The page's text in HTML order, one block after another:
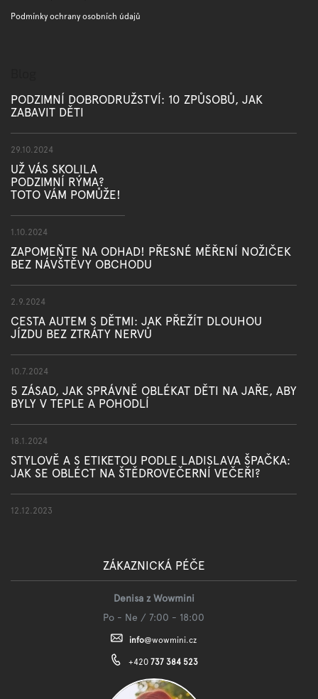
Podmínky ochrany osobních údajů
PODZIMNÍ DOBRODRUŽSTVÍ: 10 ZPŮSOBŮ, JAK
ZABAVIT DĚTI
29.10.2024
UŽ VÁS SKOLILA
PODZIMNÍ RÝMA?
TOTO VÁM POMŮŽE!
1.10.2024
ZAPOMEŇTE NA ODHAD! PŘESNÉ MĚŘENÍ NOŽIČEK
BEZ NÁVŠTĚVY OBCHODU
2.9.2024
CESTA AUTEM S DĚTMI: JAK PŘEŽÍT DLOUHOU
JÍZDU BEZ ZTRÁTY NERVŮ
10.7.2024
5 ZÁSAD, JAK SPRÁVNĚ OBLÉKAT DĚTI NA JAŘE, ABY
BYLY V TEPLE A POHODLÍ
18.1.2024
STYLOVĚ A S ETIKETOU PODLE LADISLAVA ŠPAČKA:
JAK SE OBLÉCT NA ŠTĚDROVEČERNÍ VEČEŘI?
12.12.2023
ZÁKAZNICKÁ PÉČE
Denisa z Wowmini
Po - Ne / 7:00 - 18:00
info@wowmini.cz
+420 737 384 523